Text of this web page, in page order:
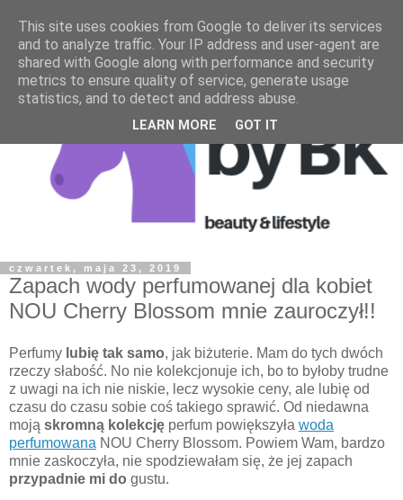
czwartek, maja 23, 2019
Zapach wody perfumowanej dla kobiet
NOU Cherry Blossom mnie zauroczył!!
Perfumy lubię tak samo, jak biżuterie. Mam do tych dwóch
rzeczy słabość. No nie kolekcjonuje ich, bo to byłoby trudne
z uwagi na ich nie niskie, lecz wysokie ceny, ale lubię od
czasu do czasu sobie coś takiego sprawić. Od niedawna
moją skromną kolekcję perfum powiększyła woda
perfumowana NOU Cherry Blossom. Powiem Wam, bardzo
mnie zaskoczyła, nie spodziewałam się, że jej zapach
przypadnie mi do gustu.
This site uses cookies from Google to deliver its services
and to analyze traffic. Your IP address and user-agent are
shared with Google along with performance and security
metrics to ensure quality of service, generate usage
statistics, and to detect and address abuse.
LEARN MORE GOT IT